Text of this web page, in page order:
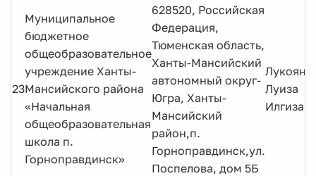
23
Муниципальное
бюджетное
общеобразовательное
учреждение Ханты-
Мансийского района
«Начальная
общеобразовательная
школа п.
Горноправдинск»
628520, Российская
Федерация,
Тюменская область,
Ханты-Мансийский
автономный округ-
Югра, Ханты-
Мансийский
район,п.
Горноправдинск,ул.
Поспелова, дом 5Б
Луиза